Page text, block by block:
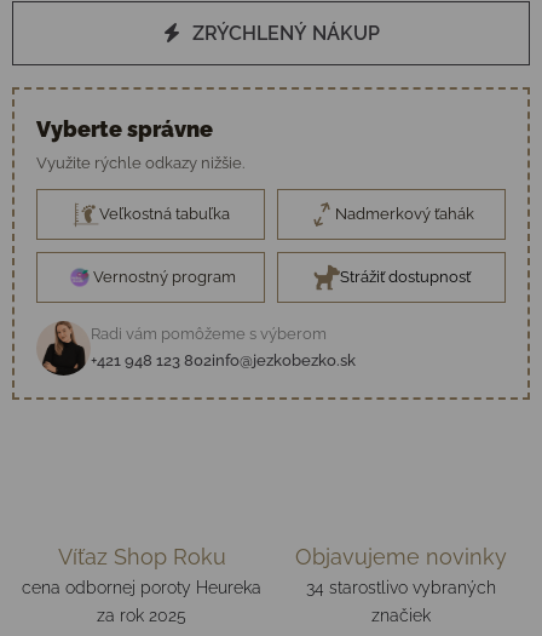
ZRÝCHLENÝ NÁKUP
Vyberte správne
Využite rýchle odkazy nižšie.
Veľkostná tabuľka Nadmerkový ťahák
Vernostný program Strážiť dostupnosť
Radi vám pomôžeme s výberom
+421 948 123 802info@jezkobezko.sk
Víťaz Shop Roku
cena odbornej poroty Heureka
za rok 2025
Objavujeme novinky
34 starostlivo vybraných
značiek